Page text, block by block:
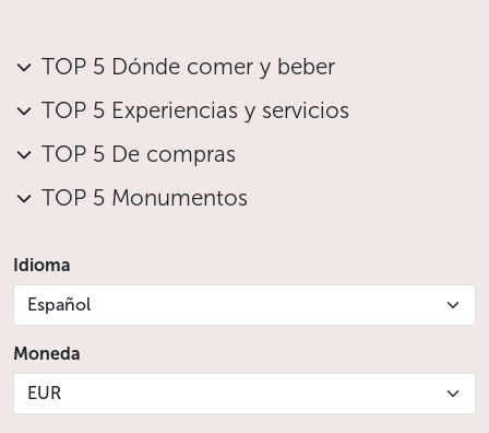
TOP 5 Dónde comer y beber
TOP 5 Experiencias y servicios
TOP 5 De compras
TOP 5 Monumentos
Idioma
Español
Moneda
EUR